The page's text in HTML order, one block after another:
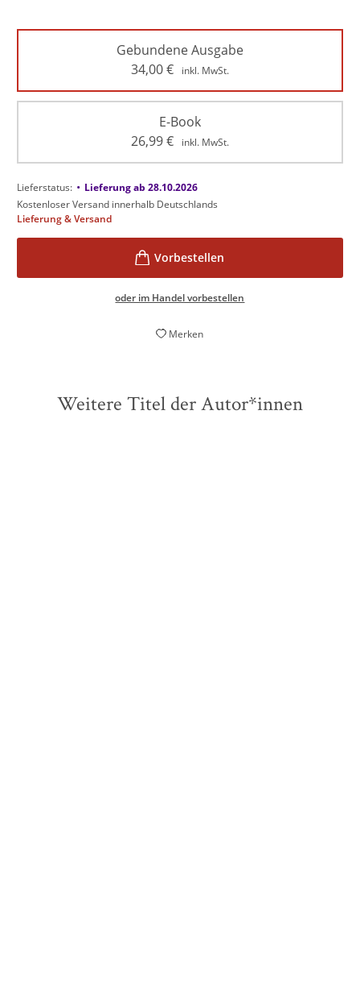
Gebundene Ausgabe
34,00€ inkl. MwSt.
E-Book
26,99€ inkl. MwSt.
Lieferstatus: • Lieferung ab 28.10.2026
Kostenloser Versand innerhalb Deutschlands
Lieferung & Versand
oder im Handel vorbestellen
Merken
Weitere Titel der Autor*innen